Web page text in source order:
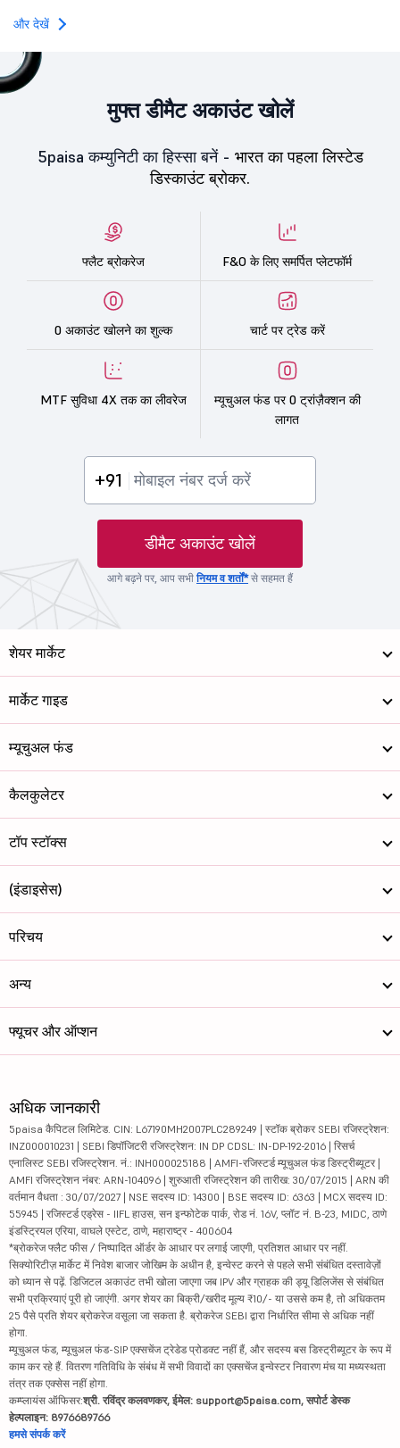
और देखें
मुफ्त डीमैट अकाउंट खोलें
5paisa कम्युनिटी का हिस्सा बनें - भारत का पहला लिस्टेड
डिस्काउंट ब्रोकर.
फ्लैट ब्रोकरेज F&O के लिए समर्पित प्लेटफॉर्म
0 अकाउंट खोलने का शुल्क चार्ट पर ट्रेड करें
MTF सुविधा 4X तक का लीवरेज
म्यूचुअल फंड पर 0 ट्रांज़ैक्शन की
लागत
+91
डीमैट अकाउंट खोलें
आगे बढ़ने पर, आप सभीनियम व शर्तों*से सहमत हैं
शेयर मार्केट
मार्केट गाइड
म्यूचुअल फंड
कैलकुलेटर
टॉप स्टॉक्स
(इंडाइसेस)
परिचय
अन्य
फ्यूचर और ऑप्शन
अधिक जानकारी
5paisa कैपिटल लिमिटेड. CIN: L67190MH2007PLC289249 | स्टॉक ब्रोकर SEBI रजिस्ट्रेशन:
INZ000010231 | SEBI डिपॉजिटरी रजिस्ट्रेशन: IN DP CDSL: IN-DP-192-2016 | रिसर्च
एनालिस्ट SEBI रजिस्ट्रेशन. नं.: INH000025188 | AMFI-रजिस्टर्ड म्यूचुअल फंड डिस्ट्रीब्यूटर |
AMFI रजिस्ट्रेशन नंबर: ARN-104096 | शुरुआती रजिस्ट्रेशन की तारीख: 30/07/2015 | ARN की
वर्तमान वैधता : 30/07/2027 | NSE सदस्य ID: 14300 | BSE सदस्य ID: 6363 | MCX सदस्य ID:
55945 | रजिस्टर्ड एड्रेस - IIFL हाउस, सन इन्फोटेक पार्क, रोड नं. 16V, प्लॉट नं. B-23, MIDC, ठाणे
इंडस्ट्रियल एरिया, वाघले एस्टेट, ठाणे, महाराष्ट्र - 400604
*ब्रोकरेज फ्लैट फीस / निष्पादित ऑर्डर के आधार पर लगाई जाएगी, प्रतिशत आधार पर नहीं.
सिक्योरिटीज़ मार्केट में निवेश बाजार जोखिम के अधीन है, इन्वेस्ट करने से पहले सभी संबंधित दस्तावेज़ों
को ध्यान से पढ़ें. डिजिटल अकाउंट तभी खोला जाएगा जब IPV और ग्राहक की ड्यू डिलिजेंस से संबंधित
सभी प्रक्रियाएं पूरी हो जाएंगी. अगर शेयर का बिक्री/खरीद मूल्य ₹10/- या उससे कम है, तो अधिकतम
25 पैसे प्रति शेयर ब्रोकरेज वसूला जा सकता है. ब्रोकरेज SEBI द्वारा निर्धारित सीमा से अधिक नहीं
होगा.
म्यूचुअल फंड, म्यूचुअल फंड-SIP एक्सचेंज ट्रेडेड प्रोडक्ट नहीं हैं, और सदस्य बस डिस्ट्रीब्यूटर के रूप में
काम कर रहे हैं. वितरण गतिविधि के संबंध में सभी विवादों का एक्सचेंज इन्वेस्टर निवारण मंच या मध्यस्थता
तंत्र तक एक्सेस नहीं होगा.
कम्प्लायंस ऑफिसर:श्री. रविंद्र कलवणकर, ईमेल: support@5paisa.com, सपोर्ट डेस्क
हेल्पलाइन: 8976689766
हमसे संपर्क करें